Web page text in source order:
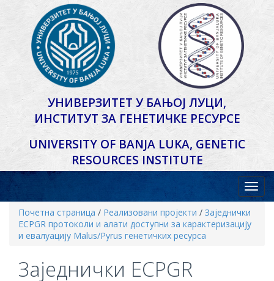
УНИВЕРЗИТЕТ У БАЊОЈ ЛУЦИ,
ИНСТИТУТ ЗА ГЕНЕТИЧКЕ РЕСУРСЕ
UNIVERSITY OF BANJA LUKA, GENETIC
RESOURCES INSTITUTE
Почетна страница / Реализовани пројекти / Заједнички
ECPGR протоколи и алати доступни за карактеризацију
и евалуацију Malus/Pyrus генетичких ресурса
Заједнички ECPGR